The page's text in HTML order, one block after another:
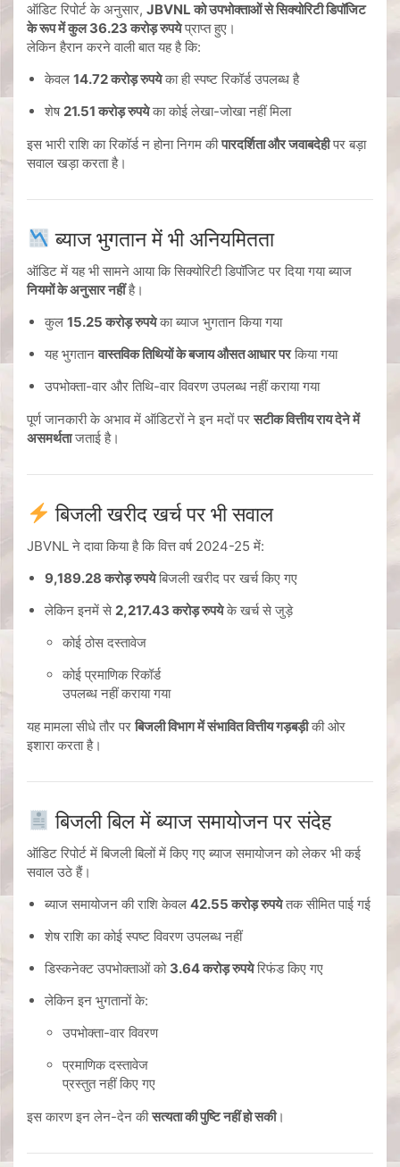
ऑडिट रिपोर्ट के अनुसार, JBVNL को उपभोक्ताओं से सिक्योरिटी डिपॉजिट
के रूप में कुल 36.23 करोड़ रुपयेप्राप्त हुए।
लेकिन हैरान करने वाली बात यह है कि:
केवल 14.72 करोड़ रुपयेका ही स्पष्ट रिकॉर्ड उपलब्ध है
शेष 21.51 करोड़ रुपयेका कोई लेखा-जोखा नहीं मिला
इस भारी राशि का रिकॉर्ड न होना निगम कीपारदर्शिता और जवाबदेहीपर बड़ा
सवाल खड़ा करता है।
ब्याज भुगतान में भी अनियमितता
ऑडिट में यह भी सामने आया कि सिक्योरिटी डिपॉजिट पर दिया गया ब्याज
नियमों के अनुसार नहींहै।
कुल 15.25 करोड़ रुपयेका ब्याज भुगतान किया गया
यह भुगतानवास्तविक तिथियों के बजाय औसत आधार परकिया गया
उपभोक्ता-वार और तिथि-वार विवरण उपलब्ध नहीं कराया गया
पूर्ण जानकारी के अभाव में ऑडिटरों ने इन मदों परसटीक वित्तीय राय देने में
असमर्थताजताई है।
बिजली खरीद खर्च पर भी सवाल
JBVNL ने दावा किया है कि वित्त वर्ष 2024-25 में:
9,189.28 करोड़ रुपयेबिजली खरीद पर खर्च किए गए
लेकिन इनमें से 2,217.43 करोड़ रुपयेके खर्च से जुड़े
कोई ठोस दस्तावेज
कोई प्रमाणिक रिकॉर्ड
उपलब्ध नहीं कराया गया
यह मामला सीधे तौर परबिजली विभाग में संभावित वित्तीय गड़बड़ीकी ओर
इशारा करता है।
बिजली बिल में ब्याज समायोजन पर संदेह
ऑडिट रिपोर्ट में बिजली बिलों में किए गए ब्याज समायोजन को लेकर भी कई
सवाल उठे हैं।
ब्याज समायोजन की राशि केवल 42.55 करोड़ रुपयेतक सीमित पाई गई
शेष राशि का कोई स्पष्ट विवरण उपलब्ध नहीं
डिस्कनेक्ट उपभोक्ताओं को 3.64 करोड़ रुपयेरिफंड किए गए
लेकिन इन भुगतानों के:
उपभोक्ता-वार विवरण
प्रमाणिक दस्तावेज
प्रस्तुत नहीं किए गए
इस कारण इन लेन-देन कीसत्यता की पुष्टि नहीं हो सकी।